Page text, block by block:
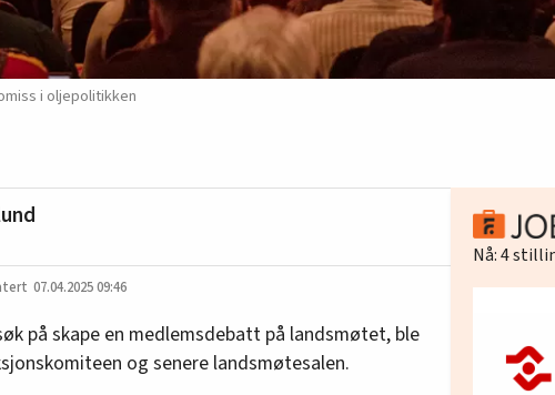
i oljepolitikken
07.04.2025 09:46
på skape en medlemsdebatt på landsmøtet, ble
og senere landsmøtesalen.
Nå:4